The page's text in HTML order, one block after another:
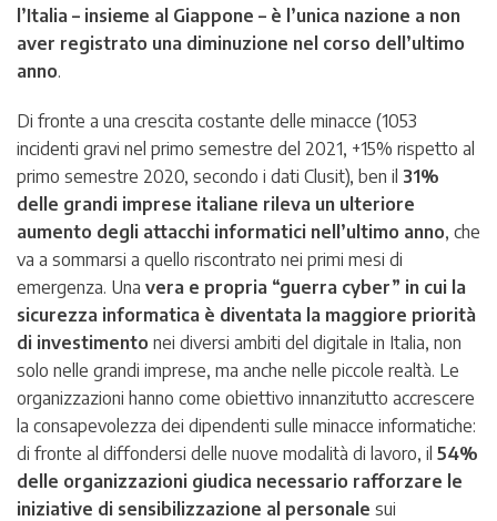
l’Italia – insieme al Giappone – è l’unica nazione a non
aver registrato una diminuzione nel corso dell’ultimo
anno.
Di fronte a una crescita costante delle minacce (1053
incidenti gravi nel primo semestre del 2021, +15% rispetto al
primo semestre 2020, secondo i dati Clusit), ben il 31%
delle grandi imprese italiane rileva un ulteriore
aumento degli attacchi informatici nell’ultimo anno, che
va a sommarsi a quello riscontrato nei primi mesi di
emergenza. Una vera e propria “guerra cyber” in cui la
sicurezza informatica è diventata la maggiore priorità
di investimento nei diversi ambiti del digitale in Italia, non
solo nelle grandi imprese, ma anche nelle piccole realtà. Le
organizzazioni hanno come obiettivo innanzitutto accrescere
la consapevolezza dei dipendenti sulle minacce informatiche:
di fronte al diffondersi delle nuove modalità di lavoro, il 54%
delle organizzazioni giudica necessario rafforzare le
iniziative di sensibilizzazione al personale sui